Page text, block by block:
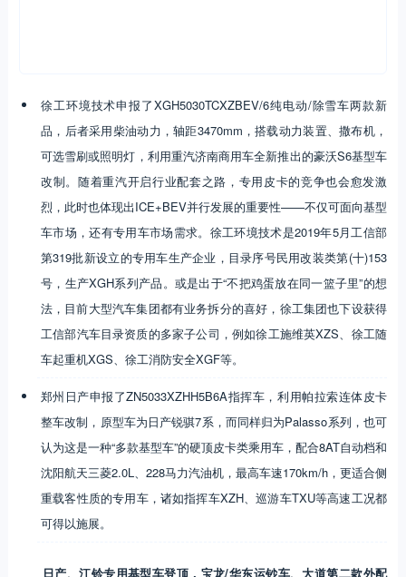
徐工环境技术申报了XGH5030TCXZBEV/6纯电动/除雪车两款新
品，后者采用柴油动力，轴距3470mm，搭载动力装置、撒布机，
可选雪刷或照明灯，利用重汽济南商用车全新推出的豪沃S6基型车
改制。随着重汽开启行业配套之路，专用皮卡的竞争也会愈发激
烈，此时也体现出ICE+BEV并行发展的重要性——不仅可面向基型
车市场，还有专用车市场需求。徐工环境技术是2019年5月工信部
第319批新设立的专用车生产企业，目录序号民用改装类第(十)153
号，生产XGH系列产品。或是出于“不把鸡蛋放在同一篮子里”的想
法，目前大型汽车集团都有业务拆分的喜好，徐工集团也下设获得
工信部汽车目录资质的多家子公司，例如徐工施维英XZS、徐工随
车起重机XGS、徐工消防安全XGF等。
郑州日产申报了ZN5033XZHH5B6A指挥车，利用帕拉索连体皮卡
整车改制，原型车为日产锐骐7系，而同样归为Palasso系列，也可
认为这是一种“多款基型车”的硬顶皮卡类乘用车，配合8AT自动档和
沈阳航天三菱2.0L、228马力汽油机，最高车速170km/h，更适合侧
重载客性质的专用车，诸如指挥车XZH、巡游车TXU等高速工况都
可得以施展。
日产、江铃专用基型车登顶，宝龙/华东运钞车、大道第二款外配